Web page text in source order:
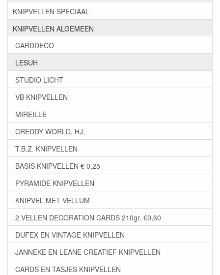
KNIPVELLEN SPECIAAL
KNIPVELLEN ALGEMEEN
CARDDECO
LESUH
STUDIO LICHT
VB KNIPVELLEN
MIREILLE
CREDDY WORLD, HJ,
T.B.Z. KNIPVELLEN
BASIS KNIPVELLEN € 0,25
PYRAMIDE KNIPVELLEN
KNIPVEL MET VELLUM
2 VELLEN DECORATION CARDS 210gr. €0,60
DUFEX EN VINTAGE KNIPVELLEN
JANNEKE EN LEANE CREATIEF KNIPVELLEN
CARDS EN TASJES KNIPVELLEN